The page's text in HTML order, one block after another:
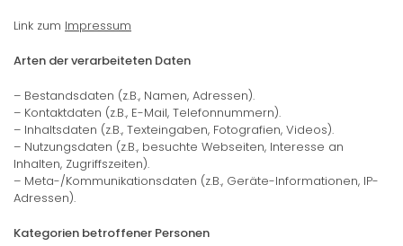
Link zum Impressum
Arten der verarbeiteten Daten
– Bestandsdaten (z.B., Namen, Adressen).
– Kontaktdaten (z.B., E-Mail, Telefonnummern).
– Inhaltsdaten (z.B., Texteingaben, Fotografien, Videos).
– Nutzungsdaten (z.B., besuchte Webseiten, Interesse an
Inhalten, Zugriffszeiten).
– Meta-/Kommunikationsdaten (z.B., Geräte-Informationen, IP-
Adressen).
Kategorien betroffener Personen